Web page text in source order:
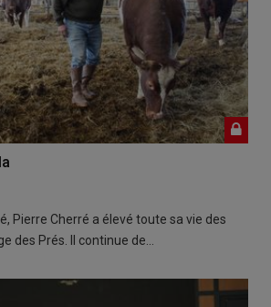
Pierre Cherré a élevé toute sa vie des
des Prés. Il continue de…